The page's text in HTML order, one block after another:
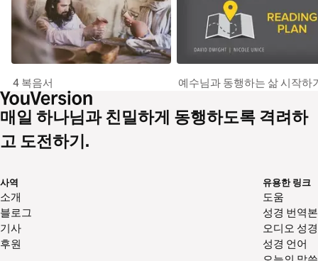
4 복음서 예수님과 동행하는 삶 시작하
매일 하나님과 친밀하게 동행하도록 격려하
고 도전하기.
사역
소개
블로그
기사
후원
유용한 링크
도움
성경 번역본
오디오 성경
성경 언어